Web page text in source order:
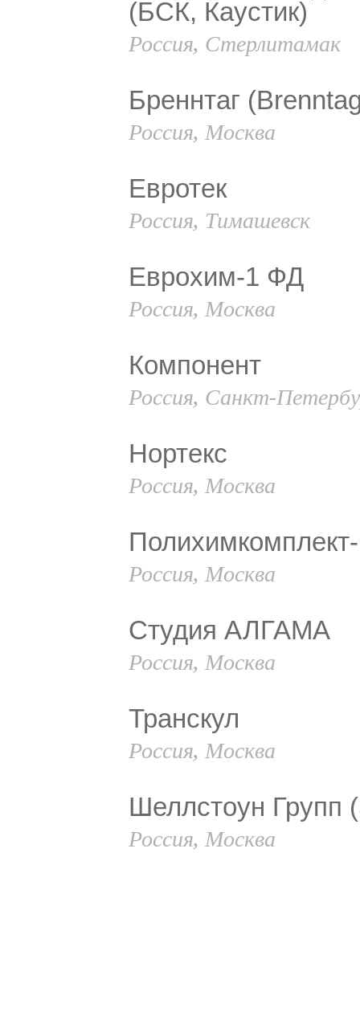
(БСК, Каустик)
Россия, Стерлитамак
Бреннтаг
Россия, Москва
Евротек
Россия, Тимашевск
Еврохим-1 ФД
Россия, Москва
Компонент
Россия, Санкт-
Нортекс
Россия, Москва
Россия, Москва
Студия АЛГАМА
Россия, Москва
Транскул
Россия, Москва
Шеллстоун Групп
Россия, Москва